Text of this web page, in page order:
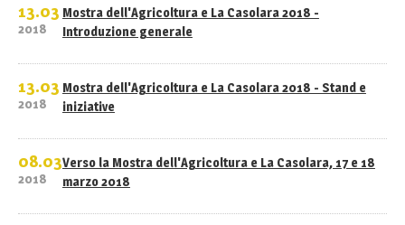
13.03
2018
Mostra dell'Agricoltura e La Casolara 2018 -
Introduzione generale
13.03
2018
Mostra dell'Agricoltura e La Casolara 2018 - Stand e
iniziative
08.03
2018
Verso la Mostra dell'Agricoltura e La Casolara, 17 e 18
marzo 2018